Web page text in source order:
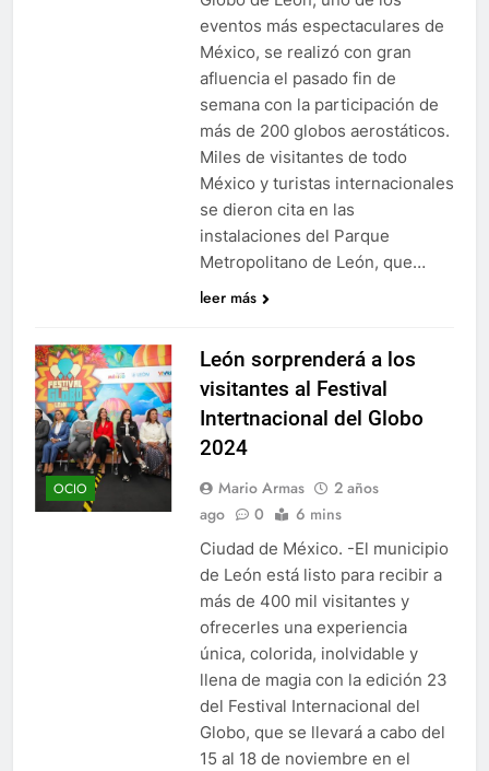
eventos más espectaculares de
México, se realizó con gran
afluencia el pasado fin de
semana con la participación de
más de 200 globos aerostáticos.
Miles de visitantes de todo
México y turistas internacionales
se dieron cita en las
instalaciones del Parque
Metropolitano de León, que…
leer más
OCIO
León sorprenderá a los
visitantes al Festival
Intertnacional del Globo
2024
Mario Armas
2 años
ago
0 6 mins
Ciudad de México. -El municipio
de León está listo para recibir a
más de 400 mil visitantes y
ofrecerles una experiencia
única, colorida, inolvidable y
llena de magia con la edición 23
del Festival Internacional del
Globo, que se llevará a cabo del
15 al 18 de noviembre en el